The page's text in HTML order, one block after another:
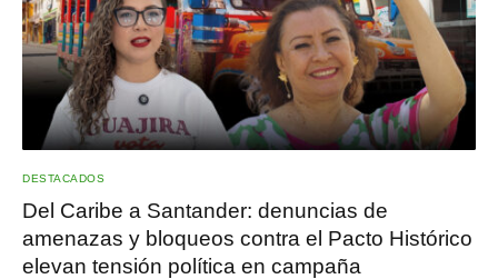
DESTACADOS
Del Caribe a Santander: denuncias de
amenazas y bloqueos contra el Pacto Histórico
elevan tensión política en campaña